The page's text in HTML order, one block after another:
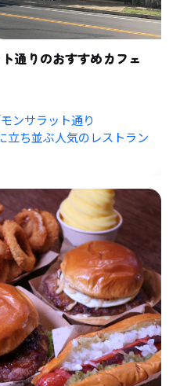
通りのおすすめカフェ
ンサラット通り
立ち並ぶ人気のレストラン